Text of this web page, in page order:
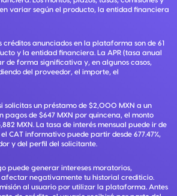
variar según el producto, la entidad financiera
créditos anunciados en la plataforma son de 61
y la entidad financiera. La APR (tasa anual
de forma significativa y, en algunos casos,
del proveedor, el importe, el
solicitas un préstamo de $2,000 MXN a un
pagos de $647 MXN por quincena, el monto
MXN. La tasa de interés mensual puede ir de
el CAT informativo puede partir desde 677.47%,
y del perfil del solicitante.
puede generar intereses moratorios,
afectar negativamente tu historial crediticio.
al usuario por utilizar la plataforma. Antes